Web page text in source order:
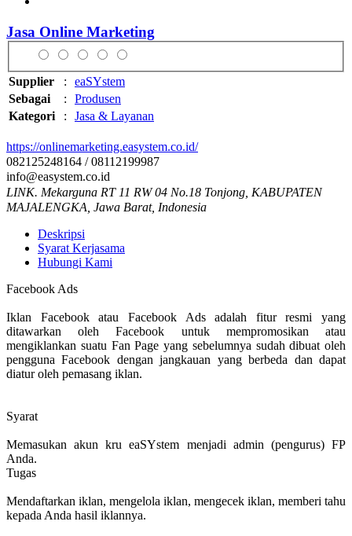
Jasa Online Marketing
Supplier :
eaSYstem
Sebagai
:
Produsen
Kategori
: Jasa & Layanan
https://onlinemarketing.easystem.co.id/
082125248164 / 08112199987
info@easystem.co.id
LINK. Mekarguna RT 11 RW 04 No.18 Tonjong, KABUPATEN
MAJALENGKA, Jawa Barat, Indonesia
Deskripsi
Syarat Kerjasama
Hubungi Kami
Facebook Ads
Iklan Facebook atau Facebook Ads adalah fitur resmi yang
ditawarkan oleh Facebook untuk mempromosikan atau
mengiklankan suatu Fan Page yang sebelumnya sudah dibuat oleh
pengguna Facebook dengan jangkauan yang berbeda dan dapat
diatur oleh pemasang iklan.
Syarat
Memasukan akun kru eaSYstem menjadi admin (pengurus) FP
Anda.
Tugas
Mendaftarkan iklan, mengelola iklan, mengecek iklan, memberi tahu
kepada Anda hasil iklannya.